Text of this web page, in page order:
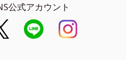
公式アカウント